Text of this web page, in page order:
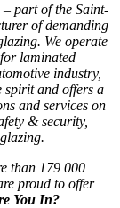
part of the Saint-
of demanding
We operate
laminated
industry,
spirit and offers a
and services on
& security,
than 179 000
proud to offer
You In?